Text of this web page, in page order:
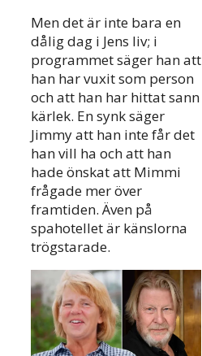
Men det är inte bara en
dålig dag i Jens liv; i
programmet säger han att
han har vuxit som person
och att han har hittat sann
kärlek. En synk säger
Jimmy att han inte får det
han vill ha och att han
hade önskat att Mimmi
frågade mer över
framtiden. Även på
spahotellet är känslorna
trögstarade.